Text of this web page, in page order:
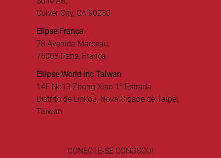
Culver City, CA 90230
Elipse França
78 Avenida Marceau,
75008 Paris, França
Ellipse World Inc Taiwan
14F No13 Zhong Xiao 1ª Estrada
Distrito de Linkou, Nova Cidade de Taipei,
Taiwan
CONECTE-SE CONOSCO!